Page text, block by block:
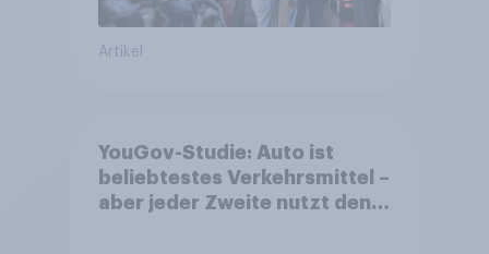
Artikel
YouGov-Studie: Auto ist
beliebtestes Verkehrsmittel –
aber jeder Zweite nutzt den